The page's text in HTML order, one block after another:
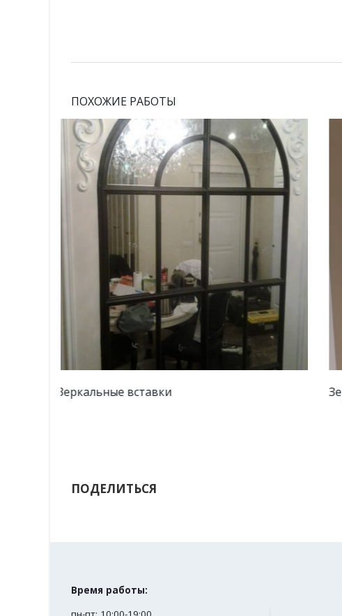
ПОХОЖИЕ РАБОТЫ
Зеркало серебро в гостиной
ПОДЕЛИТЬСЯ
Время работы: